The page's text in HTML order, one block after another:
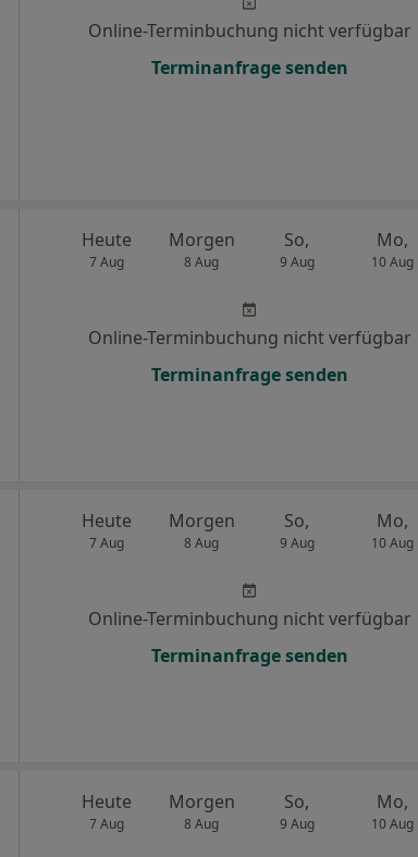
Online-Terminbuchung nicht verfügbar
Terminanfrage senden
Heute
7 Aug
Morgen
8 Aug
So,
9 Aug
Mo,
10 Aug
Online-Terminbuchung nicht verfügbar
Terminanfrage senden
Heute
7 Aug
Morgen
8 Aug
So,
9 Aug
Mo,
10 Aug
Online-Terminbuchung nicht verfügbar
Terminanfrage senden
Heute
7 Aug
Morgen
8 Aug
So,
9 Aug
Mo,
10 Aug